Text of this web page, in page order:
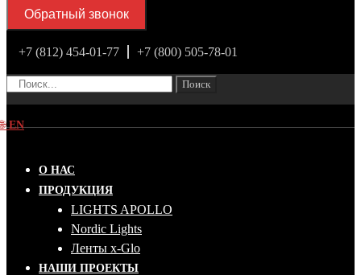
Обратный звонок
+7 (812) 454-01-77 +7 (800) 505-78-01
Поиск
EN
О НАС
ПРОДУКЦИЯ
LIGHTS APOLLO
Nordic Lights
Ленты x-Glo
НАШИ ПРОЕКТЫ